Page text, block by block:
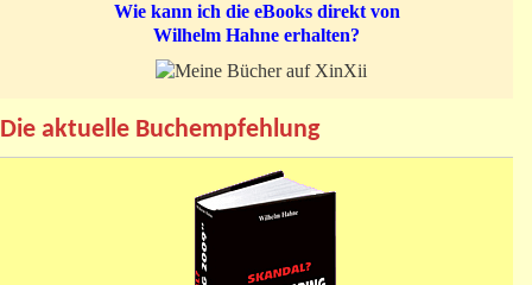
Wie kann ich die eBooks direkt von
Wilhelm Hahne erhalten?
Die aktuelle Buchempfehlung